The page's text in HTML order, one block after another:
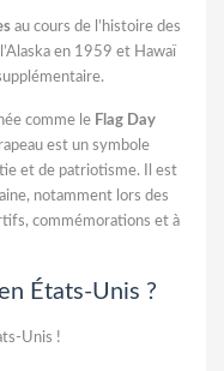
au cours de l’histoire des
en 1959 et Hawaï
comme le Flag Day
est un symbole
et de patriotisme. Il est
notamment lors des
commémorations et à
États-Unis ?
Unis !